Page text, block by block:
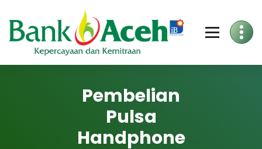
to
Content
Pembelian
Pulsa
Handphone